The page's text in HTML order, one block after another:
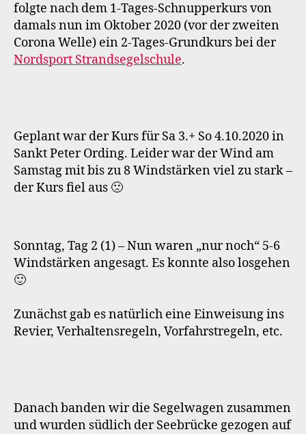
folgte nach dem 1-Tages-Schnupperkurs von
damals nun im Oktober 2020 (vor der zweiten
Corona Welle) ein 2-Tages-Grundkurs bei der
Nordsport Strandsegelschule.
Geplant war der Kurs für Sa 3.+ So 4.10.2020 in
Sankt Peter Ording. Leider war der Wind am
Samstag mit bis zu 8 Windstärken viel zu stark –
der Kurs fiel aus 🙁
Sonntag, Tag 2 (1) – Nun waren „nur noch“ 5-6
Windstärken angesagt. Es konnte also losgehen
🙂
Zunächst gab es natürlich eine Einweisung ins
Revier, Verhaltensregeln, Vorfahrstregeln, etc.
Danach banden wir die Segelwagen zusammen
und wurden südlich der Seebrücke gezogen auf